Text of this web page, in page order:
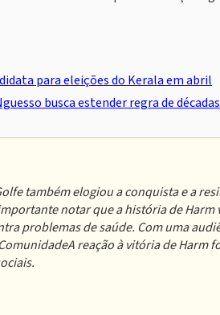
para eleições do Kerala em abril
busca estender regra de décadas
também elogiou a conquista e a
notar que a história de Harm
problemas de saúde. Com uma
reação à vitória de Harm